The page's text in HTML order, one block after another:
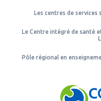
Les centres de services
Le Centre intégré de santé
Pôle régional en